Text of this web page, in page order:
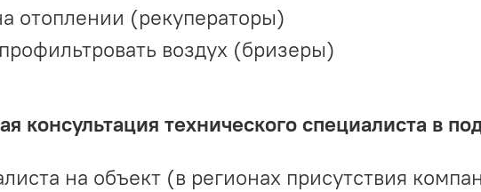
отоплении (рекуператоры)
воздух (бризеры)
консультация технического специалиста в
на объект (в регионах присутствия